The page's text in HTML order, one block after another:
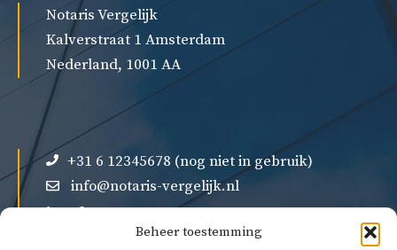
Beheer toestemming
Notaris Vergelijk
Kalverstraat 1 Amsterdam
Nederland, 1001 AA
+31 6 12345678 (nog niet in gebruik)
info@notaris-vergelijk.nl